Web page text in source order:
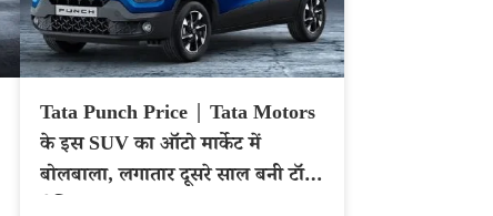
Tata Punch Price | Tata Motors
के इस SUV का ऑटो मार्केट में
बोलबाला, लगातार दूसरे साल बनी टॉप-